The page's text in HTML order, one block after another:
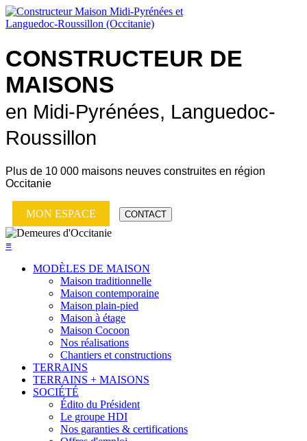
CONSTRUCTEUR DE
MAISONS
en Midi-Pyrénées, Languedoc-
Roussillon
Plus de 10 000 maisons neuves construites en région
Occitanie
MON ESPACE CONTACT
≡
MODÈLES DE MAISON
Maison traditionnelle
Maison contemporaine
Maison plain-pied
Maison à étage
Maison Cocoon
Nos réalisations
Chantiers et constructions
TERRAINS
TERRAINS + MAISONS
SOCIÉTÉ
Édito du Président
Le groupe HDI
Nos garanties & certifications